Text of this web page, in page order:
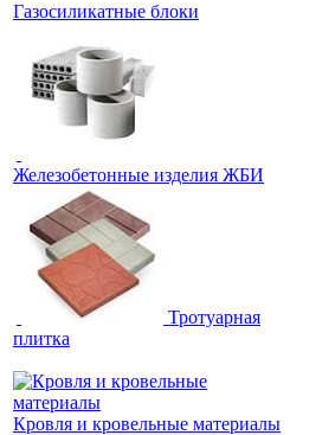
Газосиликатные блоки
Железобетонные изделия ЖБИ
Тротуарная
плитка
Кровля и кровельные материалы